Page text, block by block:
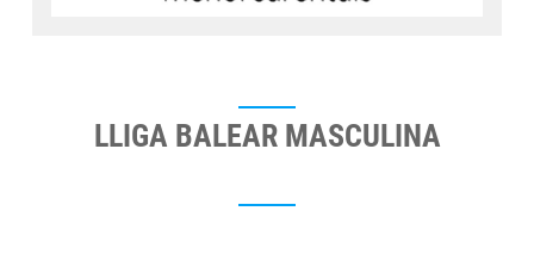
LLIGA BALEAR MASCULINA